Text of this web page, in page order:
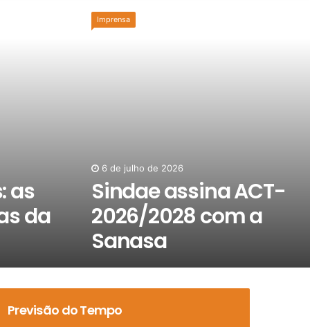
as
da
Imprensa
6 de julho de 2026
Sindae assina ACT-
2026/2028 com a
Sanasa
Previsão do Tempo